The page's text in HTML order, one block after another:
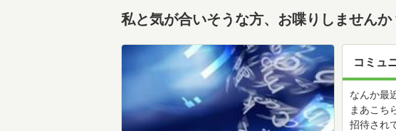
私と気が合いそうな方、お喋りしません
コミュ
なんか最
まあこち
招待され